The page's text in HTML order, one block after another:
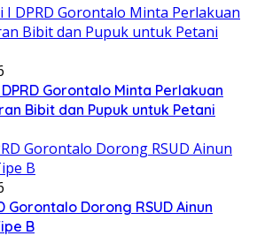
Gorontalo Minta Perlakuan
Bibit dan Pupuk untuk Petani
Gorontalo Dorong RSUD Ainun
B